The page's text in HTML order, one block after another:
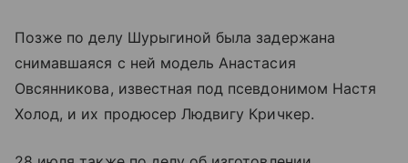
Позже по делу Шурыгиной была задержана
снимавшаяся с ней модель Анастасия
Овсянникова, известная под псевдонимом Настя
Холод, и их продюсер Людвигу Кричкер.